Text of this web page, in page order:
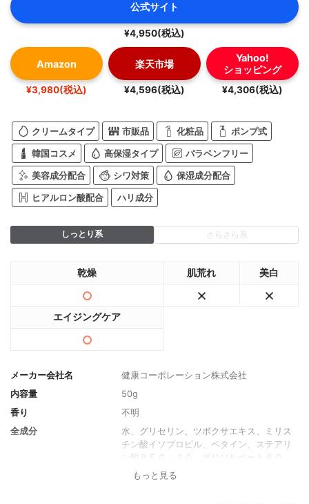
公式サイト
¥4,950(税込)
Amazon
¥3,980(税込)
楽天市場
¥4,596(税込)
Yahoo!
ショッピング
¥4,306(税込)
クリームタイプ 市販品 化粧品 ポンプ式
韓国コスメ 高保湿タイプ パラベンフリー
美容成分配合 シワ対策 保湿成分配合
ヒアルロン酸配合 ハリ成分
しっとり系 さらさら系
乾燥 肌荒れ 美白
エイジングケア
メーカー会社名
健康コーポレーション株式会社
内容量
50g
香り
不明
全成分
水、グリセリン、ツボクサエキス、ミリス
チン酸イソプロピル、ベタイン、ステアリ
ン酸ＰＥＧ－４０、ポリソルベート６０、
ジメチコン、スクワラン、水添ポリイソブ
もっと見る